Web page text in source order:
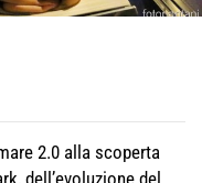
2.0 alla scoperta